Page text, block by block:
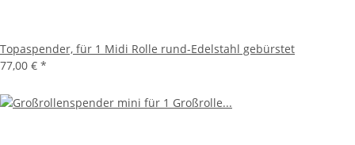
Topaspender, für 1 Midi Rolle rund-Edelstahl gebürstet
77,00 € *